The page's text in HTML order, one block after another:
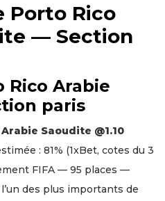
Porto Rico
— Section
Rico Arabie
paris
Saoudite @1.10
: 81% (1xBet, cotes du 3
FIFA — 95 places —
des plus importants de